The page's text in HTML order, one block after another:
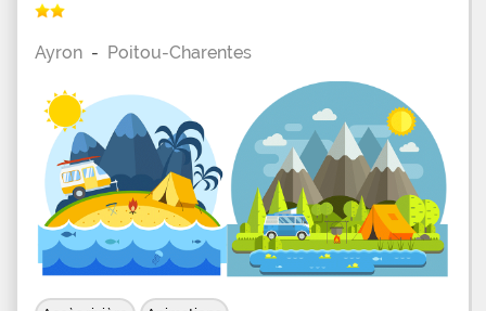
Ayron - Poitou-Charentes